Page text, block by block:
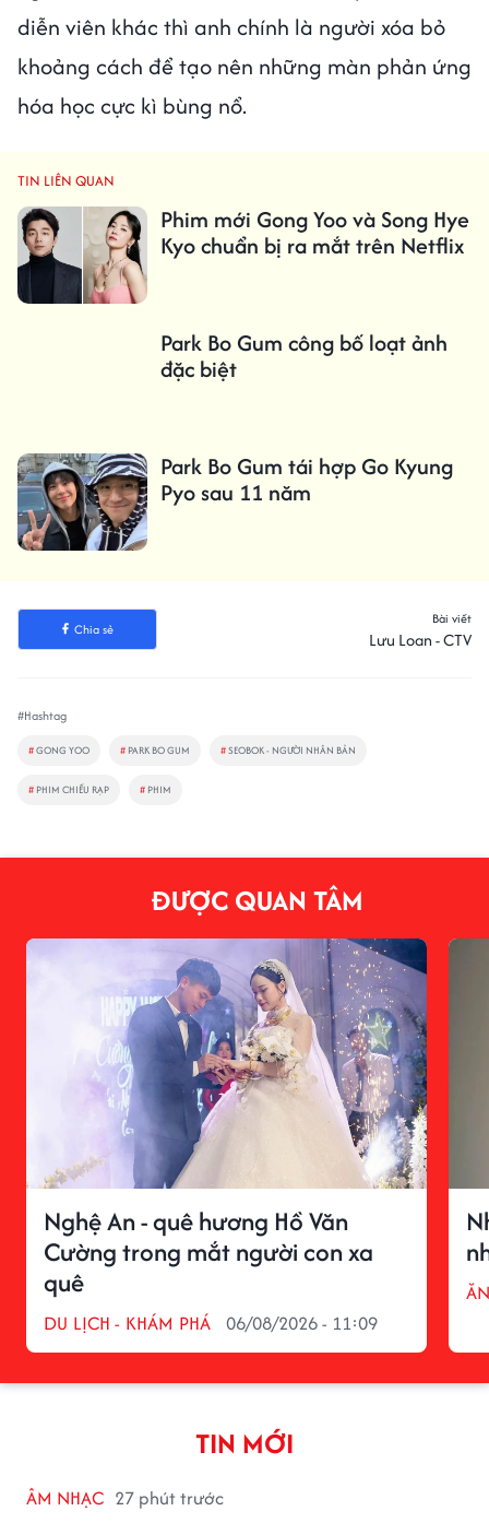
diễn viên khác thì anh chính là người xóa bỏ
khoảng cách để tạo nên những màn phản ứng
hóa học cực kì bùng nổ.
TIN LIÊN QUAN
Phim mới Gong Yoo và Song Hye
Kyo chuẩn bị ra mắt trên Netflix
Park Bo Gum công bố loạt ảnh
đặc biệt
Park Bo Gum tái hợp Go Kyung
Pyo sau 11 năm
Chia sẻ
Bài viết
Lưu Loan - CTV
#Hashtag
#GONG YOO # PARK BO GUM #SEOBOK - NGƯỜI NHÂN BẢN
# PHIM CHIẾU RẠP # PHIM
ĐƯỢC QUAN TÂM
Nghệ An - quê hương Hồ Văn
Cường trong mắt người con xa
quê
DU LỊCH - KHÁM PHÁ 06/08/2026 - 11:09
TIN MỚI
ÂM NHẠC 27 phút trước